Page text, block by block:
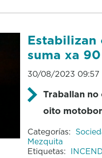
suma xa
30/08/2023 09:57
Traballan
oito
Categorías:
Mezquita
Etiquetas: